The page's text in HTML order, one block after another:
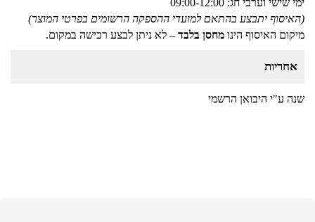
(האיסוף יתבצע בהתאם למועדי ההספקה הרשומים בפרטי המוצר)
מיקום האיסוף הינו מחסן בלבד – לא ניתן לבצע רכישה במקום.
אחריות
שנה ע"י היבואן הרשמי